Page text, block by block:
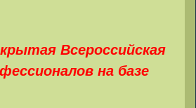
Всероссийская
на базе